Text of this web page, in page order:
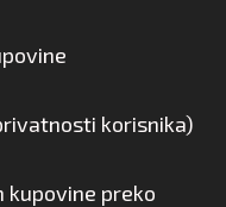
korisnika)
kupovine preko